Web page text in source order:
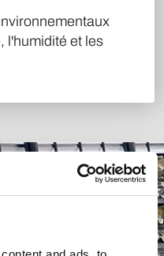
l'humidité et les